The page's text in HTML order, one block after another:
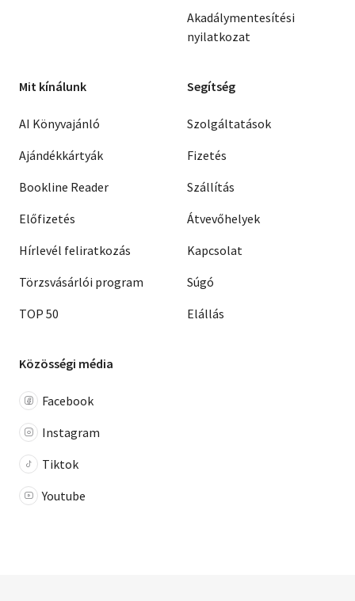
Akadálymentesítési
nyilatkozat
Mit kínálunk
AI Könyvajánló
Ajándékkártyák
Bookline Reader
Előfizetés
Hírlevél feliratkozás
Törzsvásárlói program
TOP 50
Segítség
Szolgáltatások
Fizetés
Szállítás
Átvevőhelyek
Kapcsolat
Súgó
Elállás
Közösségi média
Facebook
Instagram
Tiktok
Youtube